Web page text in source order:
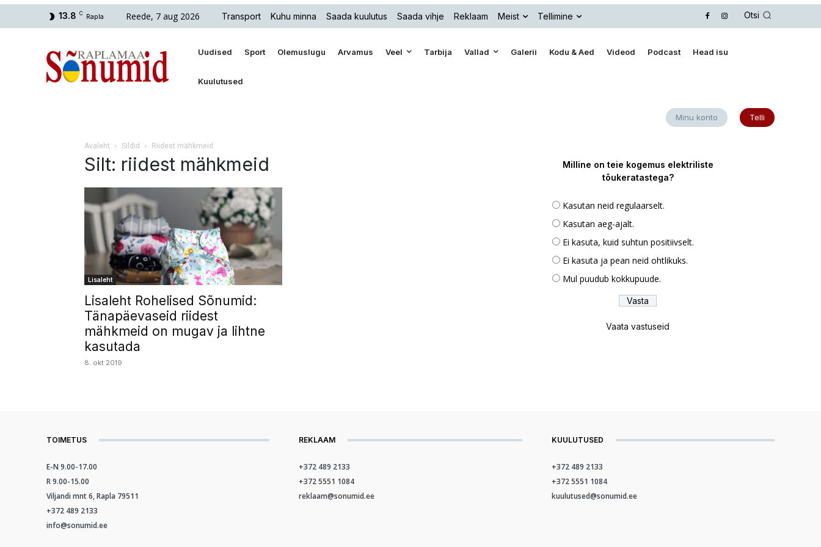
13.8 C Rapla Reede, 7 aug 2026 Transport Kuhu minna Saada kuulutus Saada vihje Reklaam Meist Tellimine Otsi
Uudised Sport Olemuslugu Arvamus Veel Tarbija Vallad Galerii Kodu & Aed Videod Podcast Head isu
Kuulutused
Minu konto Telli
Avaleht Sildid Riidest mähkmeid
Silt: riidest mähkmeid
Lisaleht
Lisaleht Rohelised Sõnumid:
Tänapäevaseid riidest
mähkmeid on mugav ja lihtne
kasutada
8. okt 2019
Milline on teie kogemus elektriliste
tõukeratastega?
Kasutan neid regulaarselt.
Kasutan aeg-ajalt.
Ei kasuta, kuid suhtun positiivselt.
Ei kasuta ja pean neid ohtlikuks.
Mul puudub kokkupuude.
Vaata vastuseid
TOIMETUS
E-N 9.00-17.00
R 9.00-15.00
Viljandi mnt 6, Rapla 79511
+372 489 2133
info@sonumid.ee
REKLAAM
+372 489 2133
+372 5551 1084
reklaam@sonumid.ee
KUULUTUSED
+372 489 2133
+372 5551 1084
kuulutused@sonumid.ee